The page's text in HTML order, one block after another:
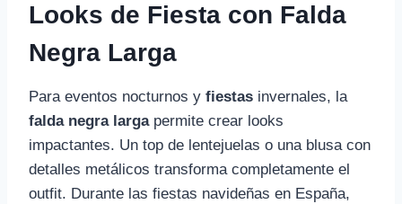
Looks de Fiesta con Falda
Negra Larga
Para eventos nocturnos y fiestas invernales, la
falda negra largapermite crear looks
impactantes. Un top de lentejuelas o una blusa con
detalles metálicos transforma completamente el
outfit. Durante las fiestas navideñas en España,